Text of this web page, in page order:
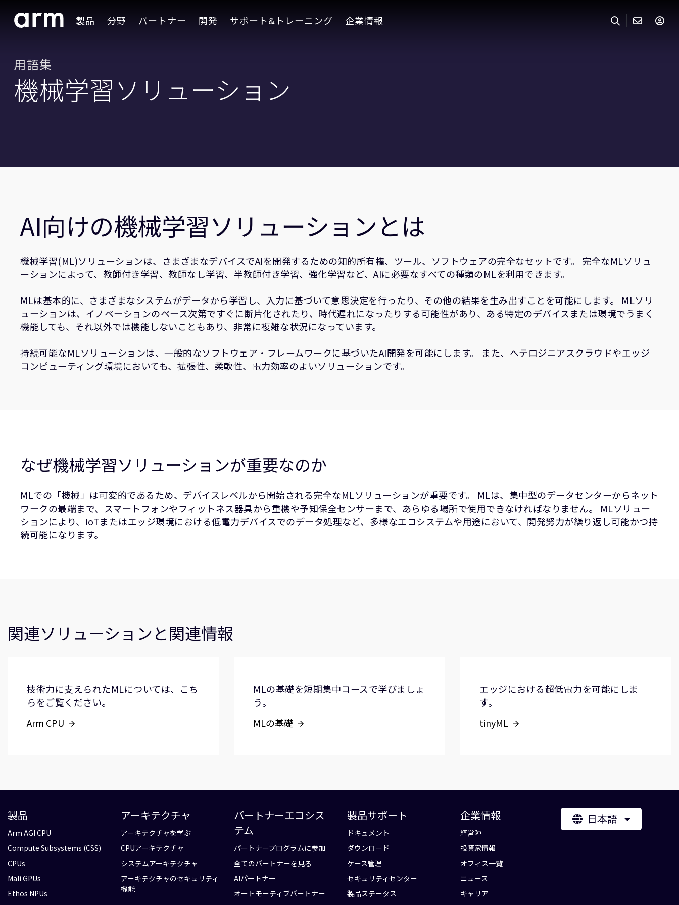
Skip to Footer 製品 分野 パートナー 開発 サポート&トレーニング 企業情報
用語集
機械学習ソリューション
AI向けの機械学習ソリューションとは
機械学習(ML)ソリューションは、さまざまなデバイスでAIを開発するための知的所有権、ツール、ソフトウェアの完全なセットです。 完全なMLソリュ
ーションによって、教師付き学習、教師なし学習、半教師付き学習、強化学習など、AIに必要なすべての種類のMLを利用できます。
MLは基本的に、さまざまなシステムがデータから学習し、入力に基づいて意思決定を行ったり、その他の結果を生み出すことを可能にします。 MLソリ
ューションは、イノベーションのペース次第ですぐに断片化されたり、時代遅れになったりする可能性があり、ある特定のデバイスまたは環境でうまく
機能しても、それ以外では機能しないこともあり、非常に複雑な状況になっています。
持続可能なMLソリューションは、一般的なソフトウェア・フレームワークに基づいたAI開発を可能にします。 また、ヘテロジニアスクラウドやエッジ
コンピューティング環境においても、拡張性、柔軟性、電力効率のよいソリューションです。
なぜ機械学習ソリューションが重要なのか
MLでの「機械」は可変的であるため、デバイスレベルから開始される完全なMLソリューションが重要です。 MLは、集中型のデータセンターからネット
ワークの最端まで、スマートフォンやフィットネス器具から重機や予知保全センサーまで、あらゆる場所で使用できなければなりません。 MLソリュー
ションにより、IoTまたはエッジ環境における低電力デバイスでのデータ処理など、多様なエコシステムや用途において、開発努力が繰り返し可能かつ持
続可能になります。
関連ソリューションと関連情報
技術力に支えられたMLについては、こち
らをご覧ください。
Arm CPU
MLの基礎を短期集中コースで学びましょ
う。
MLの基礎
エッジにおける超低電力を可能にしま
す。
tinyML
製品
Arm AGI CPU
Compute Subsystems (CSS)
CPUs
Mali GPUs
Ethos NPUs
アーキテクチャ
アーキテクチャを学ぶ
CPUアーキテクチャ
システムアーキテクチャ
アーキテクチャのセキュリティ
機能
パートナーエコシス
テム
パートナープログラムに参加
全てのパートナーを見る
AIパートナー
オートモーティブパートナー
製品サポート
ドキュメント
ダウンロード
ケース管理
セキュリティセンター
製品ステータス
企業情報
経営陣
投資家情報
オフィス一覧
ニュース
キャリア
日本語